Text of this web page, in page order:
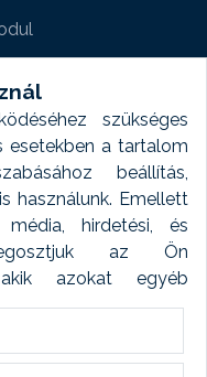
szükséges
esetekben a tartalom
beállítás,
használunk. Emellett
hirdetési, és
az Ön
akik azokat egyéb
A sütik
végzünk és
töröljük. A
modul